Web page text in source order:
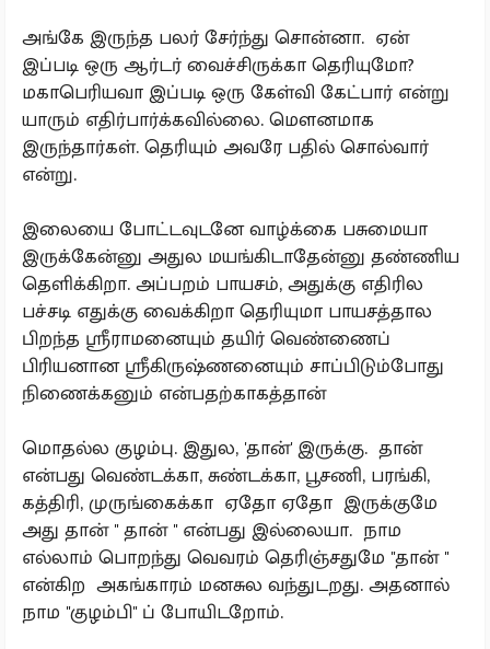
அங்கே இருந்த பலர் சேர்ந்து சொன்னா. ஏன்
இப்படி ஒரு ஆர்டர் வைச்சிருக்கா தெரியுமோ?
மகாபெரியவா இப்படி ஒரு கேள்வி கேட்பார் என்று
யாரும் எதிர்பார்க்கவில்லை. மௌனமாக
இருந்தார்கள். தெரியும் அவரே பதில் சொல்வார்
என்று.
இலையை போட்டவுடனே வாழ்க்கை பசுமையா
இருக்கேன்னு அதுல மயங்கிடாதேன்னு தண்ணிய
தெளிக்கிறா. அப்பறம் பாயசம், அதுக்கு எதிரில
பச்சடி எதுக்கு வைக்கிறா தெரியுமா பாயசத்தால
பிறந்த ஸ்ரீராமனையும் தயிர் வெண்ணைப்
பிரியனான ஸ்ரீகிருஷ்ணனையும் சாப்பிடும்போது
நிணைக்கனும் என்பதற்காகத்தான்
மொதல்ல குழம்பு. இதுல, 'தான்' இருக்கு. தான்
என்பது வெண்டக்கா, சுண்டக்கா, பூசணி, பரங்கி,
கத்திரி, முருங்கைக்கா ஏதோ ஏதோ இருக்குமே
அது தான் '' தான் '' என்பது இல்லையா. நாம
எல்லாம் பொறந்து வெவரம் தெரிஞ்சதுமே ''தான் ''
என்கிற அகங்காரம் மனசுல வந்துடறது. அதனால்
நாம ''குழம்பி'' ப் போயிடறோம்.